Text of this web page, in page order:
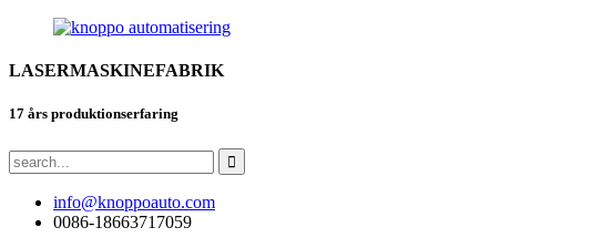
LASERMASKINEFABRIK
17 års produktionserfaring
info@knoppoauto.com
0086-18663717059